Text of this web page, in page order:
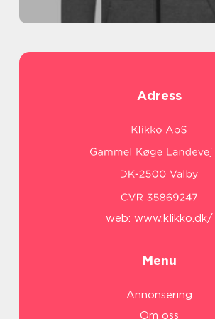
Adress
web: www.klikko.dk/
Menu
Annonsering
Om oss